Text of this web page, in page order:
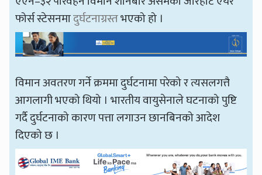
फोर्स स्टेसनमादुर्घटनाग्रस्तभएको हो ।
विमान अवतरण गर्ने क्रममा दुर्घटनामा परेको र त्यसलगत्तै
आगलागी भएको थियो । भारतीय वायुसेनाले घटनाको पुष्टि
गर्दै दुर्घटनाको कारण पत्ता लगाउन छानबिनको आदेश
दिएको छ ।